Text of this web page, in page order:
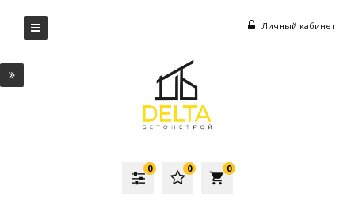
Личный кабинет
local_grocery_store
0
0
0